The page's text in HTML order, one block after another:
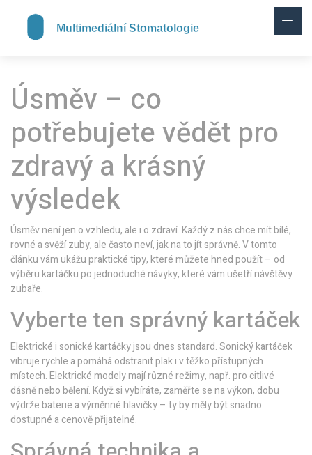
Úsměv – co
potřebujete vědět pro
zdravý a krásný
výsledek
Úsměv není jen o vzhledu, ale i o zdraví. Každý z nás chce mít bílé,
rovné a svěží zuby, ale často neví, jak na to jít správně. V tomto
článku vám ukážu praktické tipy, které můžete hned použít – od
výběru kartáčku po jednoduché návyky, které vám ušetří návštěvy
zubaře.
Vyberte ten správný kartáček
Elektrické i sonické kartáčky jsou dnes standard. Sonický kartáček
vibruje rychle a pomáhá odstranit plak i v těžko přístupných
místech. Elektrické modely mají různé režimy, např. pro citlivé
dásně nebo bělení. Když si vybíráte, zaměřte se na výkon, dobu
výdrže baterie a výměnné hlavičky – ty by měly být snadno
dostupné a cenově přijatelné.